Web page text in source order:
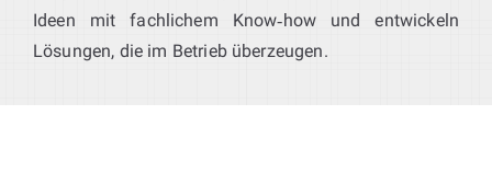
Ideen mit fachlichem Know‑how und entwickeln
Lösungen, die im Betrieb überzeugen.